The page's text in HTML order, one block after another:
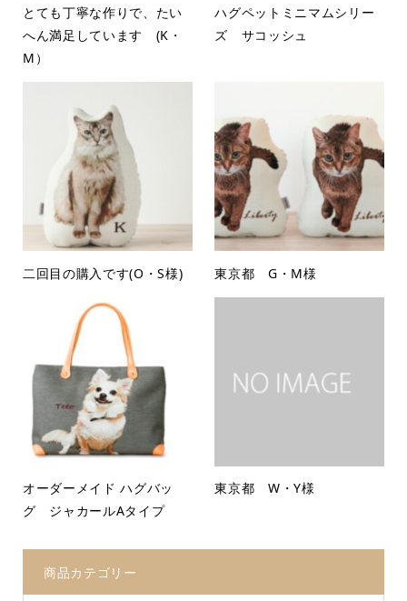
とても丁寧な作りで、たい
へん満足しています (K・
M）
ハグペットミニマムシリー
ズ サコッシュ
二回目の購入です(O・S様) 東京都 G・M様
オーダーメイド ハグバッ
グ ジャカールAタイプ
東京都 W・Y様
商品カテゴリー